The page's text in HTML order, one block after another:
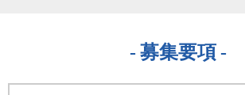
募集要項